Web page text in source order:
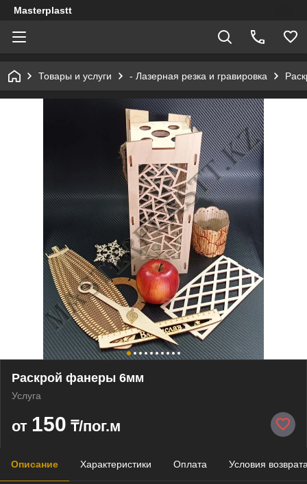
Masterplastt
Товары и услуги - Лазерная резка и гравировка
Раскрой фанеры 6мм
Услуга
от 150 ₸/пог.м
Описание Характеристики Оплата Условия